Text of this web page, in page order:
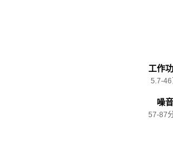
工作
5.7-46
噪音
57-87